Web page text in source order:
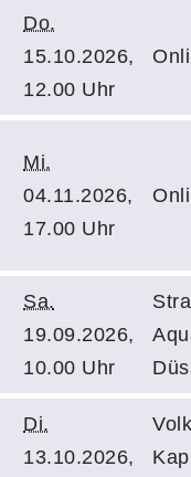
Do.
15.10.2026,
12.00 Uhr
Mi.
04.11.2026,
17.00 Uhr
Sa.
19.09.2026,
10.00 Uhr
Di.
13.10.2026,